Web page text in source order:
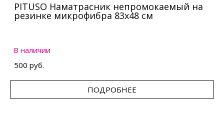
PITUSO Наматрасник непромокаемый на
резинке микрофибра 83х48 см
В наличии
500 руб.
ПОДРОБНЕЕ